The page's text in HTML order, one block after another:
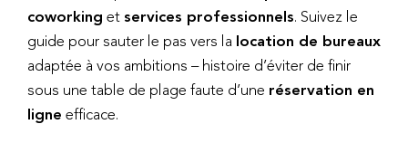
coworking et services professionnels. Suivez le
guide pour sauter le pas vers la location de bureaux
adaptée à vos ambitions – histoire d’éviter de finir
sous une table de plage faute d’une réservation en
ligne efficace.